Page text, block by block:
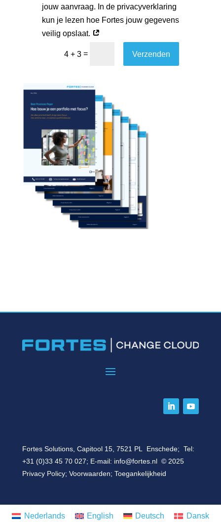
jouw aanvraag. In de privacyverklaring
kun je lezen hoe Fortes jouw gegevens
veilig opslaat.
4 + 3 = Verzenden
Fortes Solutions, Capitool 15, 7521 PL Enschede; Tel:
+31 (0)33 45 70 027; E-mail: info@fortes.nl© 2025
Privacy Policy; Voorwaarden; Toegankelijkheid
Nederlands English Deutsch Dansk